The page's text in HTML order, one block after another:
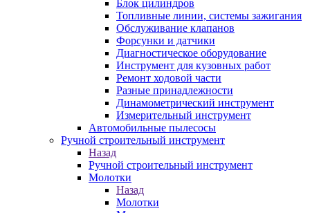
Блок цилиндров
Топливные линии, системы зажигания
Обслуживание клапанов
Форсунки и датчики
Диагностическое оборудование
Инструмент для кузовных работ
Ремонт ходовой части
Разные принадлежности
Динамометрический инструмент
Измерительный инструмент
Автомобильные пылесосы
Ручной строительный инструмент
Назад
Ручной строительный инструмент
Молотки
Назад
Молотки